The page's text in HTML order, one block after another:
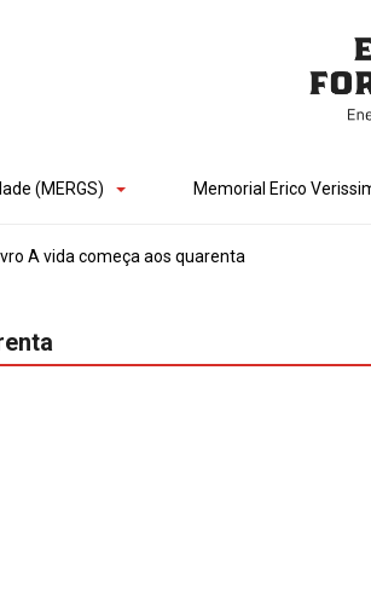
(MERGS) Memorial Erico
A vida começa aos quarenta